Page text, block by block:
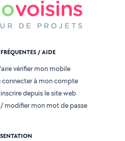
/ AIDE
vérifier mon mobile
connecter à mon compte
depuis le site web
modifier mon mot de passe